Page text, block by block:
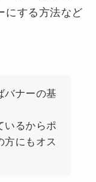
にする方法など
バナーの基
いるからポ
方にもオス